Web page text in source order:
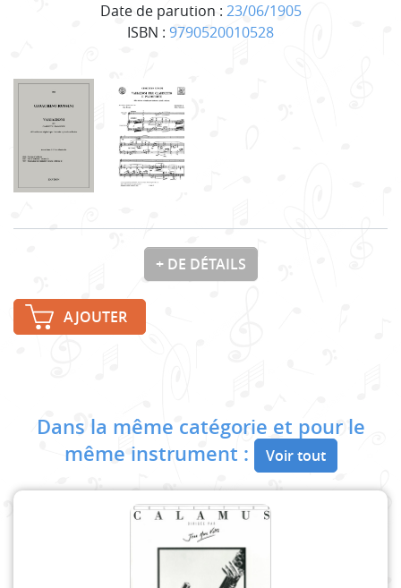
Date de parution : 23/06/1905
ISBN : 9790520010528
+ DE DÉTAILS
AJOUTER
Dans la même catégorie et pour le
même instrument :
Voir tout